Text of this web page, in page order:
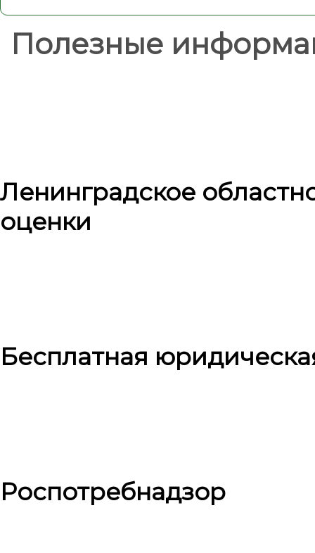
Полезные
Ленинградское
оценки
Бесплатная
Роспотребнадзор